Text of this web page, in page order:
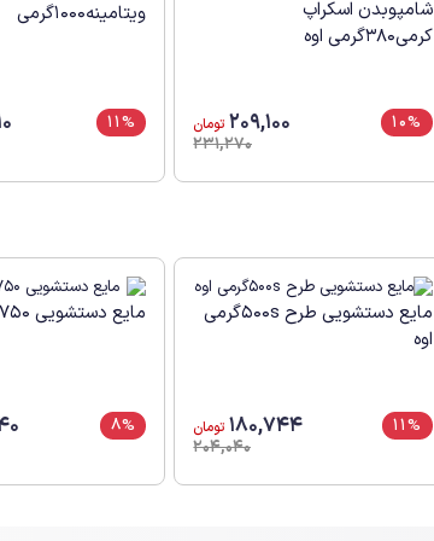
شامپوبدن اسکراپ
کرمی380گرمی اوه
10%
209,100 تومان
231,270
ویتامینه1000گرمی
11%
مایع دستشویی طرح 500sگرمی
اوه
11%
180,744 تومان
204,040
مایع دستشویی 3750لیتری اکتیو
8%